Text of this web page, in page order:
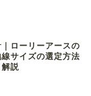
ローリーアースの
サイズの選定方法
説